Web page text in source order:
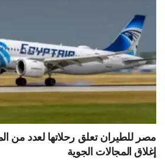
مصر للطيران تعلق رحلاتها لعدد من
إغلاق المجالات الجوية